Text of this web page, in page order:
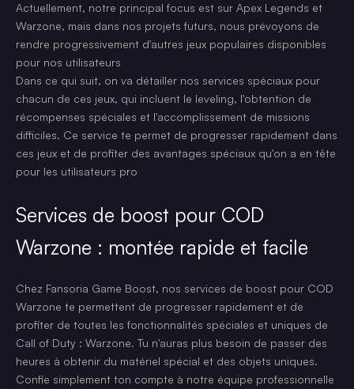
Actuellement, notre principal focus est sur Apex Legends et
Warzone, mais dans nos projets futurs, nous prévoyons de
rendre progressivement d'autres jeux populaires disponibles
pour nos utilisateurs
Dans ce qui suit, on va détailler nos services spéciaux pour
chacun de ces jeux, qui incluent le leveling, l'obtention de
récompenses spéciales et l'accomplissement de missions
difficiles. Ce service te permet de progresser rapidement dans
ces jeux et de profiter des avantages spéciaux qu'on a en tête
pour les utilisateurs pro
Services de boost pour COD
Warzone : montée rapide et facile
Chez Fansoria Game Boost, nos services de boost pour COD
Warzone te permettent de progresser rapidement et de
profiter de toutes les fonctionnalités spéciales et uniques de
Call of Duty : Warzone. Tu n'auras plus besoin de passer des
heures à obtenir du matériel spécial et des objets uniques.
Confie simplement ton compte à notre équipe professionnelle